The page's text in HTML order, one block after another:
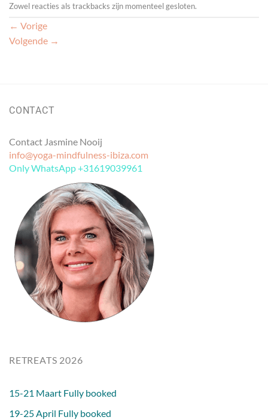
Zowel reacties als trackbacks zijn momenteel gesloten.
← Vorige
Volgende →
CONTACT
Contact Jasmine Nooij
info@yoga-mindfulness-ibiza.com
Only WhatsApp +31619039961
RETREATS 2026
15-21 Maart Fully booked
19-25 April Fully booked